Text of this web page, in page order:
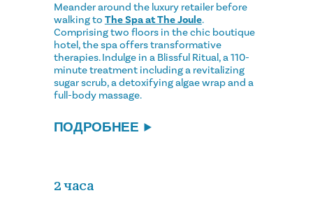
Meander around the luxury retailer before
walking to The Spa at The Joule.
Comprising two floors in the chic boutique
hotel, the spa offers transformative
therapies. Indulge in a Blissful Ritual, a 110-
minute treatment including a revitalizing
sugar scrub, a detoxifying algae wrap and a
full-body massage.
ПОДРОБНЕЕ
2 часа